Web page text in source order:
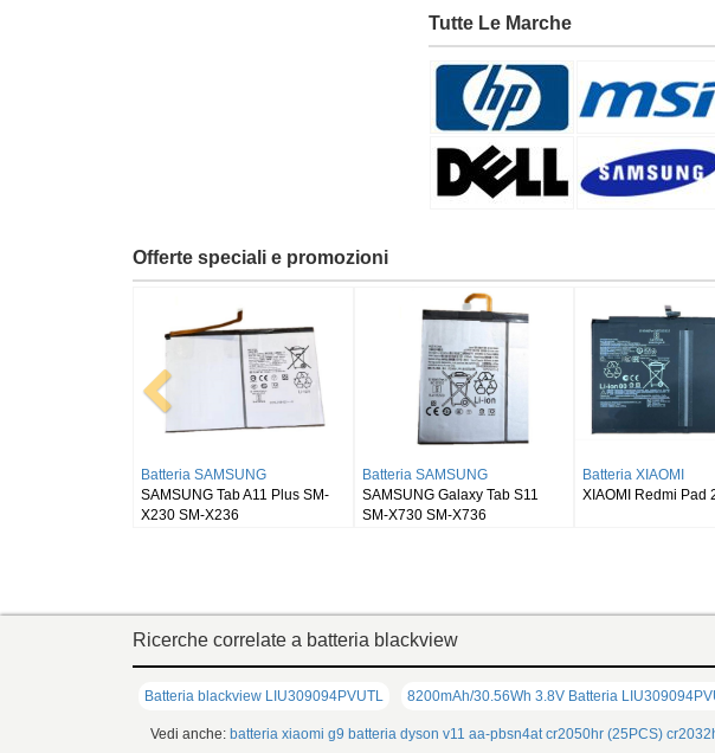
Tutte Le Marche
Offerte speciali e promozioni
Batteria RUGGEAR
RugGear RG910
Batteria BLACKVIEW
Blackview DK111
Batteria SAMSUNG
SAMSUNG Galaxy
Ricerche correlate a batteria blackview
Batteria blackview LIU309094PVUTL 8200mAh/30.56Wh 3.8V Batteria
Vedi anche: batteria xiaomi g9 batteria dyson v11 aa-pbsn4at cr2050hr (25PCS)